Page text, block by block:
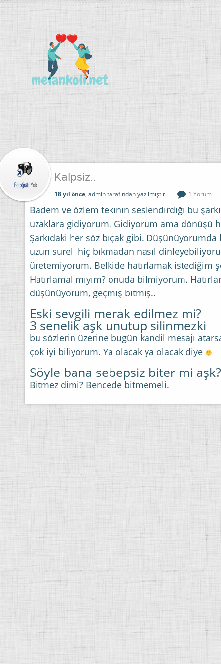
Kalpsiz..
18 yıl önce, admin tarafından yazılmıştır. 1 Yorum
Badem ve özlem tekinin seslendirdiği bu
uzaklara gidiyorum. Gidiyorum ama dönüşü
Şarkıdaki her söz bıçak gibi. Düşünüyorumda
uzun süreli hiç bıkmadan nasıl
üretemiyorum. Belkide hatırlamak istediğim
Hatırlamalımıyım? onuda bilmiyorum.
düşünüyorum, geçmiş bitmiş..
Eski sevgili merak edilmez mi?
3 senelik aşk unutup silinmezki
bu sözlerin üzerine bugün kandil mesajı
çok iyi biliyorum. Ya olacak ya olacak diye
Söyle bana sebepsiz biter mi aşk?
Bitmez dimi? Bencede bitmemeli.